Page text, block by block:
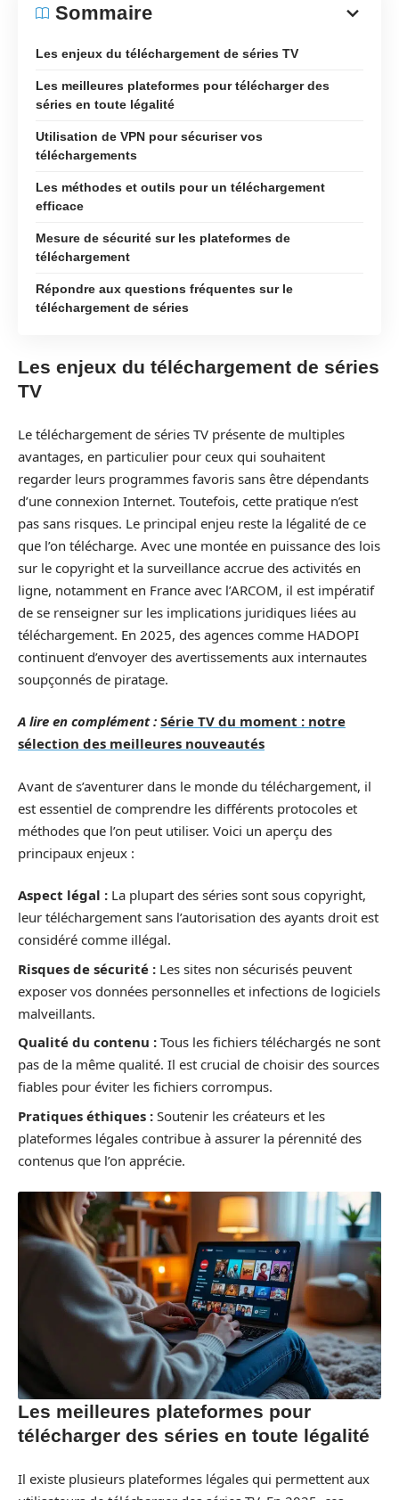
Sommaire
Les enjeux du téléchargement de séries TV
Les meilleures plateformes pour télécharger des
séries en toute légalité
Utilisation de VPN pour sécuriser vos
téléchargements
Les méthodes et outils pour un téléchargement
efficace
Mesure de sécurité sur les plateformes de
téléchargement
Répondre aux questions fréquentes sur le
téléchargement de séries
Les enjeux du téléchargement de séries
TV
Le téléchargement de séries TV présente de multiples
avantages, en particulier pour ceux qui souhaitent
regarder leurs programmes favoris sans être dépendants
d’une connexion Internet. Toutefois, cette pratique n’est
pas sans risques. Le principal enjeu reste la légalité de ce
que l’on télécharge. Avec une montée en puissance des lois
sur le copyright et la surveillance accrue des activités en
ligne, notamment en France avec l’ARCOM, il est impératif
de se renseigner sur les implications juridiques liées au
téléchargement. En 2025, des agences comme HADOPI
continuent d’envoyer des avertissements aux internautes
soupçonnés de piratage.
A lire en complément : Série TV du moment : notre
sélection des meilleures nouveautés
Avant de s’aventurer dans le monde du téléchargement, il
est essentiel de comprendre les différents protocoles et
méthodes que l’on peut utiliser. Voici un aperçu des
principaux enjeux :
Aspect légal : La plupart des séries sont sous copyright,
leur téléchargement sans l’autorisation des ayants droit est
considéré comme illégal.
Risques de sécurité : Les sites non sécurisés peuvent
exposer vos données personnelles et infections de logiciels
malveillants.
Qualité du contenu : Tous les fichiers téléchargés ne sont
pas de la même qualité. Il est crucial de choisir des sources
fiables pour éviter les fichiers corrompus.
Pratiques éthiques : Soutenir les créateurs et les
plateformes légales contribue à assurer la pérennité des
contenus que l’on apprécie.
Les meilleures plateformes pour
télécharger des séries en toute légalité
Il existe plusieurs plateformes légales qui permettent aux